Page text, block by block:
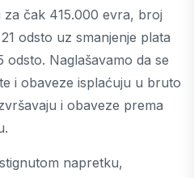
čak 415.000 evra, broj
odsto uz smanjenje plata
Naglašavamo da se
i obaveze isplaćuju u bruto
i obaveze prema
napretku,